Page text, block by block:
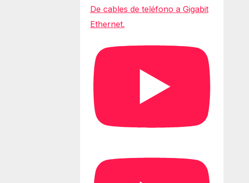
De cables de teléfono a Gigabit
Ethernet.